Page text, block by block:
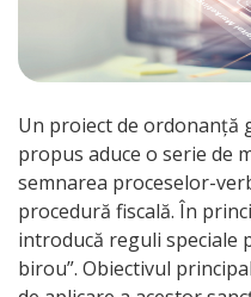
Un proiect de ordonanță
propus aduce o serie de
semnarea proceselor-
procedură fiscală. În
introducă reguli speciale
birou”. Obiectivul